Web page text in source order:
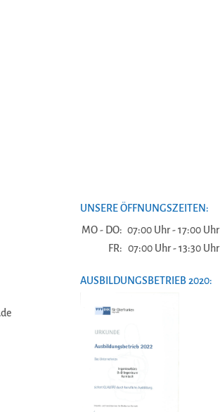
UNSERE ÖFFNUNGSZEITEN:
MO - DO: 07:00 Uhr - 17:00 Uhr
FR: 07:00 Uhr - 13:30 Uhr
AUSBILDUNGSBETRIEB 2020: